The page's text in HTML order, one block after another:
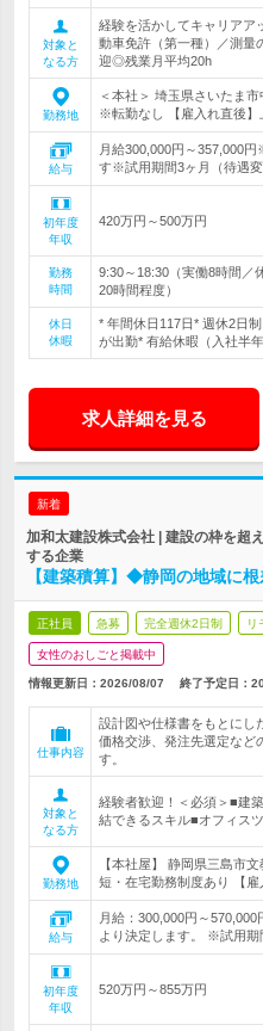
対象と
なる方
経験を活かしてキャリアア
動車免許（第一種）／測
迎◎残業月平均20h
勤務地
＜本社＞ 埼玉県さいたま
※転勤なし 【雇入れ直後】
給与
月給300,000円～357,000
す※試用期間3ヶ月（待遇変
初年度
年収
420万円～500万円
勤務
時間
9:30～18:30（実働8時間／
20時間程度）
休日
休暇
* 年間休日117日* 週休2日
が出勤* 有給休暇（入社半
求人詳細を見る
新着
加和太建設株式会社 | 建設の枠を超
する企業
【建築積算】◆静岡の地域に
正社員 急募 完全週休2日制 リ
女性のおしごと掲載中
情報更新日：2026/08/07 終了予定日：
仕事内容
設計図や仕様書をもとにし
価格交渉、発注先選定など
す。
対象と
なる方
経験者歓迎！＜必須＞■建
結できるスキル■オフィス
勤務地
【本社屋】 静岡県三島市
短・在宅勤務制度あり 【雇
給与
月給：300,000円～
より決定します。 ※試用期
初年度
年収
520万円～855万円